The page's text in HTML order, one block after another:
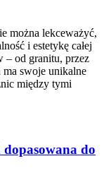
można lekceważyć,
i estetykę całej
– od granitu, przez
swoje unikalne
między tymi
do